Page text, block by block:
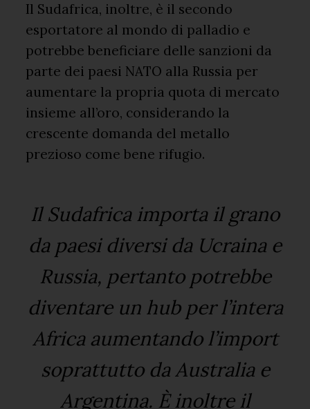
Il Sudafrica, inoltre, è il secondo
esportatore al mondo di palladio e
potrebbe beneficiare delle sanzioni da
parte dei paesi NATO alla Russia per
aumentare la propria quota di mercato
insieme all’oro, considerando la
crescente domanda del metallo
prezioso come bene rifugio.
Il Sudafrica importa il grano
da paesi diversi da Ucraina e
Russia, pertanto potrebbe
diventare un hub per l’intera
Africa aumentando l’import
soprattutto da Australia e
Argentina. È inoltre il